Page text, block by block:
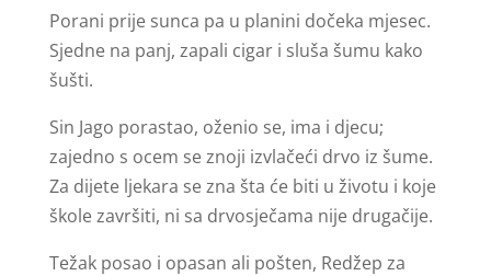
Porani prije sunca pa u planini dočeka mjesec.
Sjedne na panj, zapali cigar i sluša šumu kako
šušti.
Sin Jago porastao, oženio se, ima i djecu;
zajedno s ocem se znoji izvlačeći drvo iz šume.
Za dijete ljekara se zna šta će biti u životu i koje
škole završiti, ni sa drvosječama nije drugačije.
Težak posao i opasan ali pošten, Redžep za